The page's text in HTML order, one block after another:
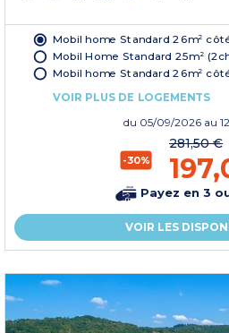
Mobil home Standard 26m²
Mobil Home Standard 25m²
Mobil home Standard 26m²
VOIR PLUS DE LOGEMENTS
du 05/09/2026 au
-30%
281,50 €
Payez en 3
VOIR LES